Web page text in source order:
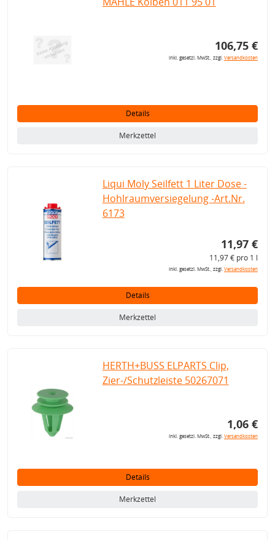
106,75 €
inkl. gesetzl. MwSt., zzgl.Versandkosten
Details
Merkzettel
Liqui Moly Seilfett 1 Liter Dose -
Hohlraumversiegelung -Art.Nr.
6173
11,97 €
11,97 € pro 1 l
inkl. gesetzl. MwSt., zzgl.Versandkosten
Details
Merkzettel
HERTH+BUSS ELPARTS Clip,
Zier-/Schutzleiste 50267071
1,06 €
inkl. gesetzl. MwSt., zzgl.Versandkosten
Details
Merkzettel